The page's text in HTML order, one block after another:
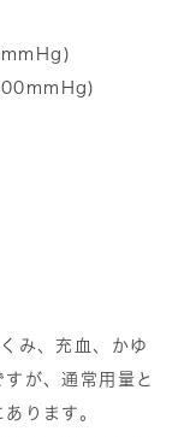
み、充血、かゆ
が、通常用量と
ります。